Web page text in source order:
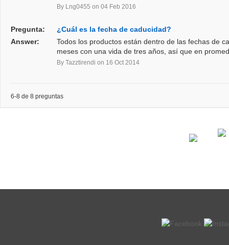
By Lng0455 on 04 Feb 2016
Pregunta:
¿Cuál es la fecha de caducidad?
Answer:
Todos los productos están dentro de las fechas de
meses con una vida de tres años, así que en
By Tazztirendi on 16 Oct 2014
6-8 de 8 preguntas